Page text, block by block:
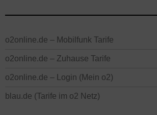
o2online.de – Mobilfunk Tarife
o2online.de – Zuhause Tarife
o2online.de – Login (Mein o2)
blau.de (Tarife im o2 Netz)